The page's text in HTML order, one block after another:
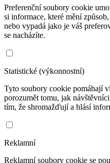
Preferenční soubory cookie
si informace, které mění
nebo vypadá jako je váš
se nacházíte.
Statistické (výkonnostní)
Tyto soubory cookie pomáhají
porozumět tomu, jak
tím, že shromažďují a hlásí
Reklamní
Reklamní soubory cookie se